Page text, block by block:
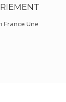
France Une